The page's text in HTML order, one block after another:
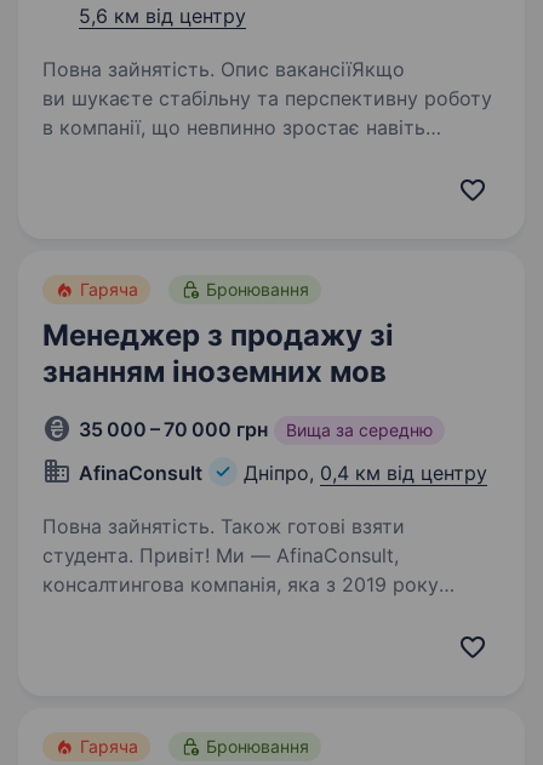
5,6 км від центру
Повна зайнятість. Опис вакансіїЯкщо
ви шукаєте стабільну та перспективну роботу
в компанії, що невпинно зростає навіть
«Мобільна оптика»! Ми перша в Україні виїзна
Гаряча Бронювання
Менеджер з продажу зі
знанням іноземних мов
35 000 – 70 000 грн Вища за середню
AfinaConsult Дніпро, 0,4 км від центру
Повна зайнятість. Також готові взяти
студента. Привіт! Ми — AfinaConsult,
консалтингова компанія, яка з 2019 року
українських…
Гаряча Бронювання